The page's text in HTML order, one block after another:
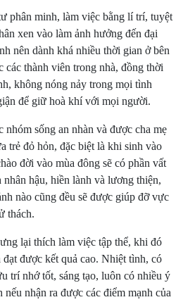
phân minh, làm việc bằng lí trí, tuyệt
xen vào làm ảnh hưởng đến đại
nên dành khá nhiều thời gian ở bên
các thành viên trong nhà, đồng thời
không nóng nảy trong mọi tình
để giữ hoà khí với mọi người.
sống an nhàn và được cha mẹ
trẻ đỏ hỏn, đặc biệt là khi sinh vào
đời vào mùa đông sẽ có phần vất
hậu, hiền lành và lương thiện,
nào cũng đều sẽ được giúp đỡ vực
thách.
lại thích làm việc tập thể, khi đó
đạt được kết quả cao. Nhiệt tình, có
trí nhớ tốt, sáng tạo, luôn có nhiều ý
nhận ra được các điểm mạnh của